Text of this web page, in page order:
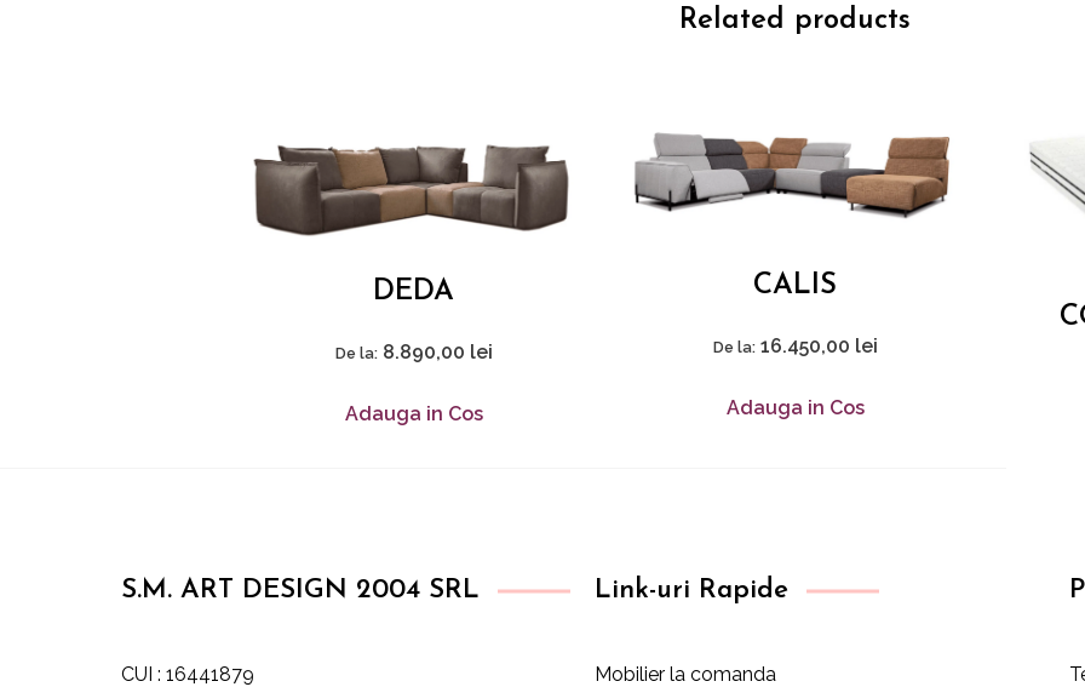
Related products
DEDA
De la: 8.890,00 lei
Adauga in Cos
CALIS
De la: 16.450,00 lei
Adauga in Cos
S.M. ART DESIGN 2004 SRL
CUI : 16441879
Link-uri Rapide
Mobilier la comanda